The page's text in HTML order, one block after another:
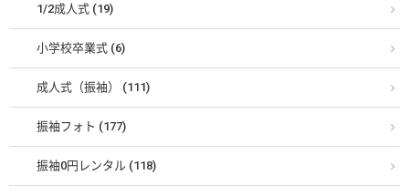
1/2成人式 (19)
小学校卒業式 (6)
成人式（振袖） (111)
振袖フォト (177)
振袖0円レンタル (118)